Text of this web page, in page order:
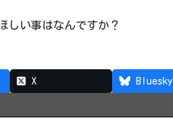
しい事はなんですか？
X Bluesky